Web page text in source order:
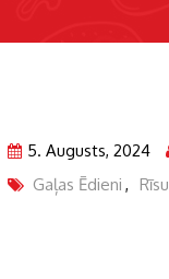
5. Augusts, 2024
Gaļas Ēdieni ,